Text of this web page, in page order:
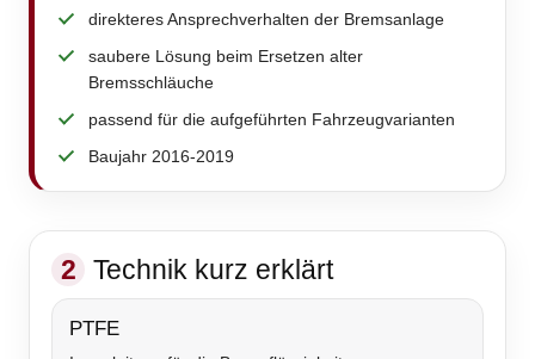
direkteres Ansprechverhalten der Bremsanlage
saubere Lösung beim Ersetzen alter
Bremsschläuche
passend für die aufgeführten Fahrzeugvarianten
Baujahr 2016-2019
2 Technik kurz erklärt
PTFE